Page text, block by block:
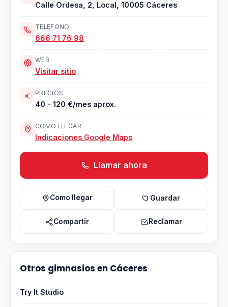
Calle Ordesa, 2, Local, 10005 Cáceres
TELEFONO
666 71 76 98
WEB
Visitar sitio
PRECIOS
40 - 120 €/mes aprox.
COMO LLEGAR
Indicaciones Google Maps
Llamar ahora
Como llegar Guardar
Compartir Reclamar
Otros gimnasios en Cáceres
Try It Studio